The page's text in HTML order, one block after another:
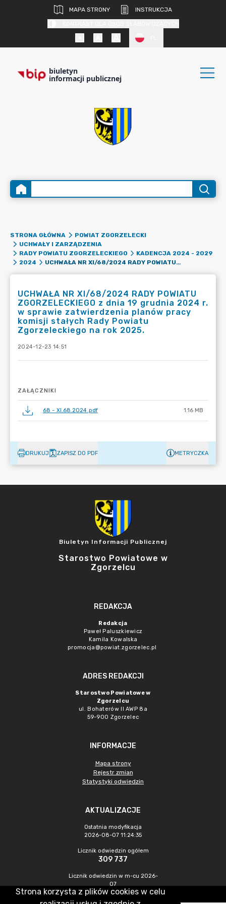
MAPA STRONY
INSTRUKCJA
biuletyn
informacji publicznej
STRONA GŁÓWNA
POWIAT ZGORZELECKI
UCHWAŁY I ZARZĄDZENIA
RADY POWIATU ZGORZELECKIEGO
KADENCJA 2024 - 2029
2024
UCHWAŁA NR XI/68/2024 RADY POWIATU ZGORZELECKIEGO Z DNIA 19 GRUDNIA 2024 R. W SPRAWIE ZATWIERDZENIA PLANÓW PRACY KOMISJI STAŁYCH RADY POWIATU ZGORZELECKIEGO NA ROK 2025.
UCHWAŁA NR XI/68/2024 RADY POWIATU
ZGORZELECKIEGO z dnia 19 grudnia 2024 r.
w sprawie zatwierdzenia planów pracy
komisji stałych Rady Powiatu
Zgorzeleckiego na rok 2025.
2024-12-23 14:51
ZAŁĄCZNIKI
68 - XI.68.2024.pdf 1.16 MB
DRUKUJ ZAPISZ DO PDF METRYCZKA
Biuletyn Informacji Publicznej
Starostwo Powiatowe w
Zgorzelcu
REDAKCJA
Redakcja
Paweł Paluszkiewicz
Kamila Kowalska
promocja@powiat.zgorzelec.pl
ADRES REDAKCJI
Starostwo Powiatowe w
Zgorzelcu
ul. Bohaterów II AWP 8a
59-900 Zgorzelec
INFORMACJE
Mapa strony
Rejestr zmian
Statystyki odwiedzin
AKTUALIZACJE
Ostatnia modyfikacja
2026-08-07 11:24:35
Licznik odwiedzin ogółem
309 737
Licznik odwiedzin w m-cu 2026-
07
435
Strona korzysta z plików cookies w celu